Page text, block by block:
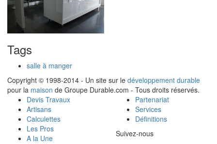
Tags
salle à manger
Copyright © 1998-2014 - Un site sur le développement durable
pour la maison de Groupe Durable.com - Tous droits réservés.
Devis Travaux
Artisans
Calculettes
Les Pros
A la Une
Partenariat
Services
Définitions
Suivez-nous